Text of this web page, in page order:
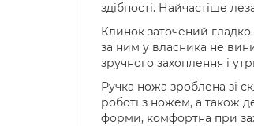
здібності. Найчастіше
Клинок заточений
за ним у власника не
зручного захоплення і
Ручка ножа зроблена зі
роботі з ножем, а також
форми, комфортна при